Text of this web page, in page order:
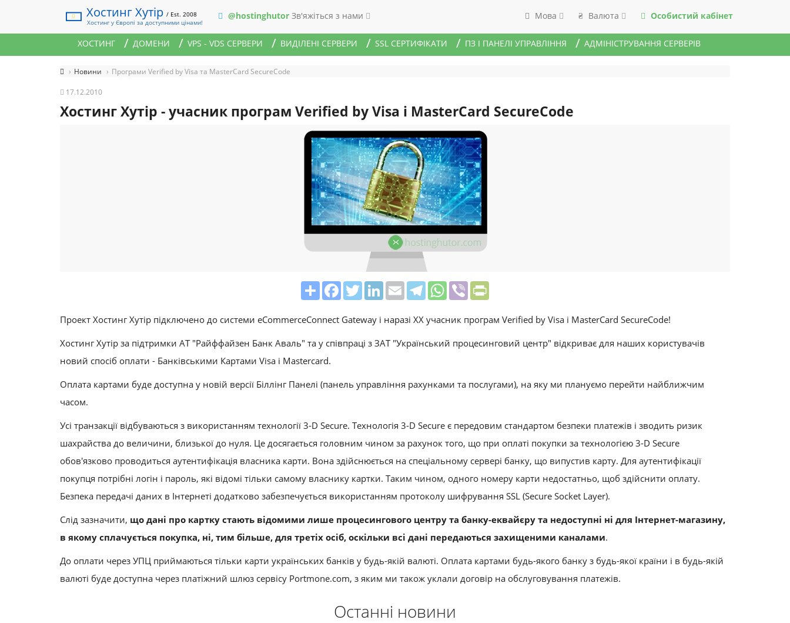
Хостинг Хутір/ Est. 2008
Хостинг у Європі за доступними цінами!
@hostinghutor Зв'яжіться з нами Мова ₴ Валюта Особистий кабінет
ХОСТИНГ ДОМЕНИ VPS - VDS СЕРВЕРИ ВИДІЛЕНІ СЕРВЕРИ SSL СЕРТИФІКАТИ ПЗ І ПАНЕЛІ УПРАВЛІННЯ АДМІНІСТРУВАННЯ СЕРВЕРІВ
Новини Програми Verified by Visa та MasterCard SecureCode
17.12.2010
Хостинг Хутір - учасник програм Verified by Visa і MasterCard SecureCode
ShareFacebookTwitterLinkedIn
EmailTelegramWhatsApp
Viber
Проект Хостинг Хутір підключено до системи eCommerceConnect Gateway і наразі ХХ учасник програм Verified by Visa і MasterCard SecureCode!
Хостинг Хутір за підтримки АТ "Райффайзен Банк Аваль" та у співпраці з ЗАТ "Український процесинговий центр" відкриває для наших користувачів
новий спосіб оплати - Банківськими Картами Visa і Mastercard.
Оплата картами буде доступна у новій версії Біллінг Панелі (панель управління рахунками та послугами), на яку ми плануємо перейти найближчим
часом.
Усі транзакції відбуваються з використанням технології 3-D Secure. Технологія 3-D Secure є передовим стандартом безпеки платежів і зводить ризик
шахрайства до величини, близької до нуля. Це досягається головним чином за рахунок того, що при оплаті покупки за технологією 3-D Secure
обов'язково проводиться аутентифікація власника карти. Вона здійснюється на спеціальному сервері банку, що випустив карту. Для аутентифікації
покупця потрібні логін і пароль, які відомі тільки самому власнику картки. Таким чином, одного номеру карти недостатньо, щоб здійснити оплату.
Безпека передачі даних в Інтернеті додатково забезпечується використанням протоколу шифрування SSL (Secure Socket Layer).
Слід зазначити, що дані про картку стають відомими лише процесингового центру та банку-еквайєру та недоступні ні для Інтернет-магазину,
в якому сплачується покупка, ні, тим більше, для третіх осіб, оскільки всі дані передаються захищеними каналами.
До оплати через УПЦ приймаються тільки карти українських банків у будь-якій валюті. Оплата картами будь-якого банку з будь-якої країни і в будь-якій
валюті буде доступна через платіжний шлюз сервісу Portmone.com, з яким ми також уклали договір на обслуговування платежів.
Останні новини